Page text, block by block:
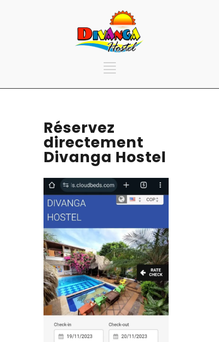
Réservez
directement
Divanga Hostel